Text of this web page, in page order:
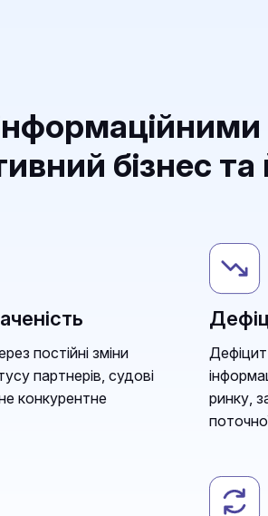
бізнес
постійні зміни
партнерів, судові
конкурентне
ринку,